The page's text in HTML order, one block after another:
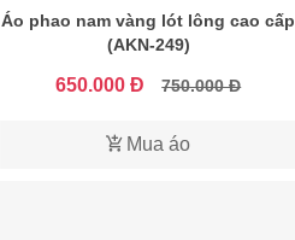
Áo phao nam vàng lót lông cao cấp
(AKN-249)
650.000 Đ 750.000 Đ
Mua áo